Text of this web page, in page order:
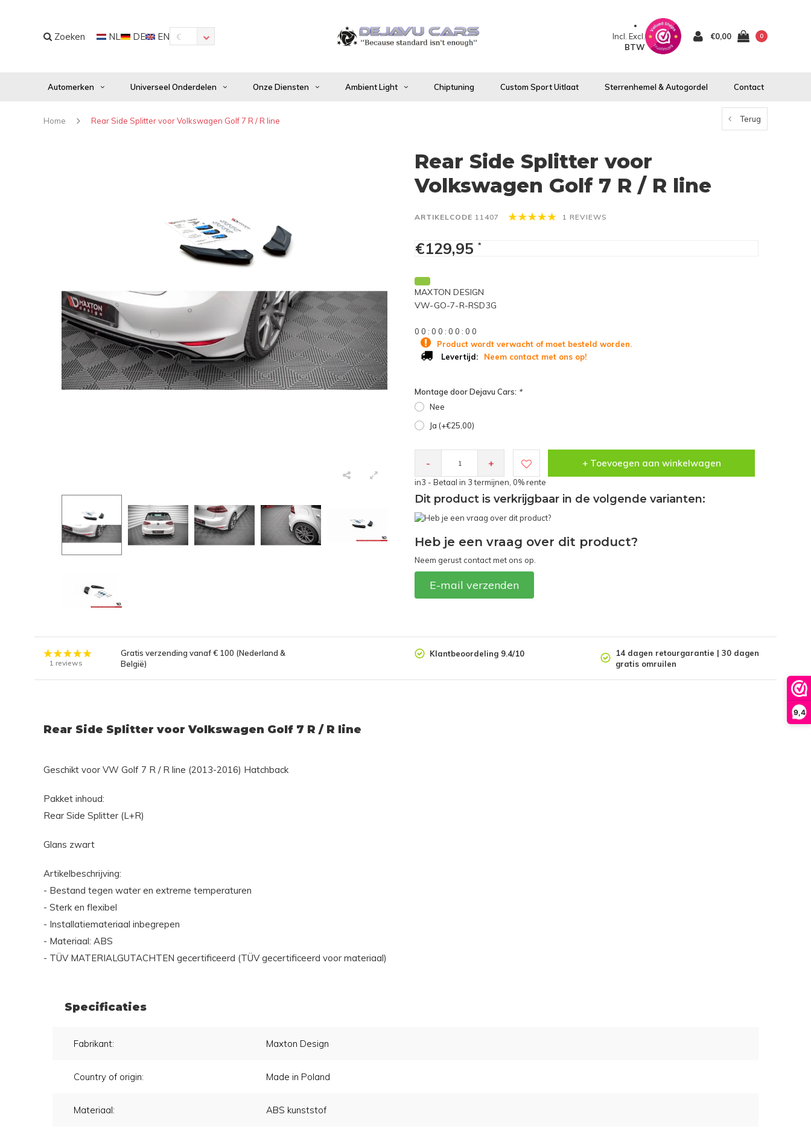
9,4
Zoeken NL DE EN € Incl. Excl.
BTW
€0,00 0
Automerken Universeel Onderdelen Onze Diensten Ambient Light Chiptuning Custom Sport Uitlaat Sterrenhemel & Autogordel Contact
Home Rear Side Splitter voor Volkswagen Golf 7 R / R line Terug
Rear Side Splitter voor
Volkswagen Golf 7 R / R line
ARTIKELCODE 11407 1 REVIEWS
€129,95 *
MAXTON DESIGN
VW-GO-7-R-RSD3G
0 0 : 0 0 : 0 0 : 0 0
Product wordt verwacht of moet besteld worden.
Levertijd:
Neem contact met ons op!
Montage door Dejavu Cars: *
Nee
Ja (+€25,00)
- + + Toevoegen aan winkelwagen
in3 - Betaal in 3 termijnen, 0% rente
Dit product is verkrijgbaar in de volgende varianten:
Heb je een vraag over dit product?
Neem gerust contact met ons op.
E-mail verzenden
1 reviews
Gratis verzending vanaf € 100 (Nederland &
België)
Klantbeoordeling 9.4/10
14 dagen retourgarantie | 30 dagen
gratis omruilen
Rear Side Splitter voor Volkswagen Golf 7 R / R line
Geschikt voor VW Golf 7 R / R line (2013-2016) Hatchback
Pakket inhoud:
Rear Side Splitter (L+R)
Glans zwart
Artikelbeschrijving:
- Bestand tegen water en extreme temperaturen
- Sterk en flexibel
- Installatiemateriaal inbegrepen
- Materiaal: ABS
- TÜV MATERIALGUTACHTEN gecertificeerd (TÜV gecertificeerd voor materiaal)
Specificaties
Fabrikant: Maxton Design
Country of origin: Made in Poland
Materiaal: ABS kunststof